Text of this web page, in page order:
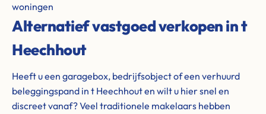
woningen
Alternatief vastgoed verkopen in t
Heechhout
Heeft u een garagebox, bedrijfsobject of een verhuurd
beleggingspand in t Heechhout en wilt u hier snel en
discreet vanaf? Veel traditionele makelaars hebben